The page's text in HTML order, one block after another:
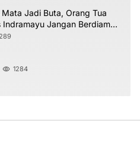
Mata Jadi Buta, Orang Tua
Indramayu Jangan Berdiam
1284